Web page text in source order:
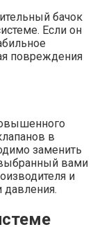
бачок
Если он
повреждения
в
заменить
вами
и